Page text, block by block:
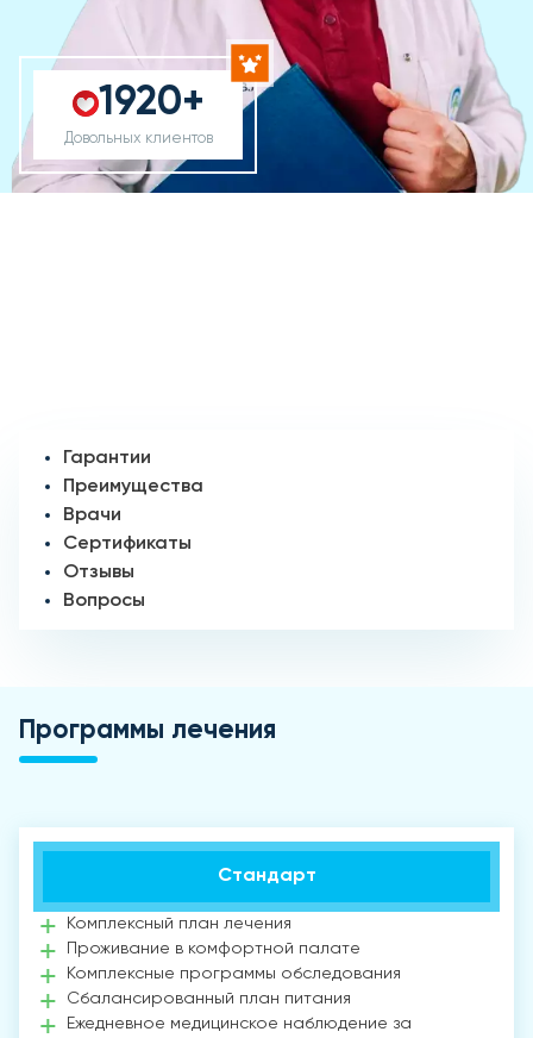
1920+
Довольных клиентов
Гарантии
Преимущества
Врачи
Сертификаты
Отзывы
Вопросы
Программы лечения
Стандарт
Комплексный план лечения
Проживание в комфортной палате
Комплексные программы обследования
Сбалансированный план питания
Ежедневное медицинское наблюдение за